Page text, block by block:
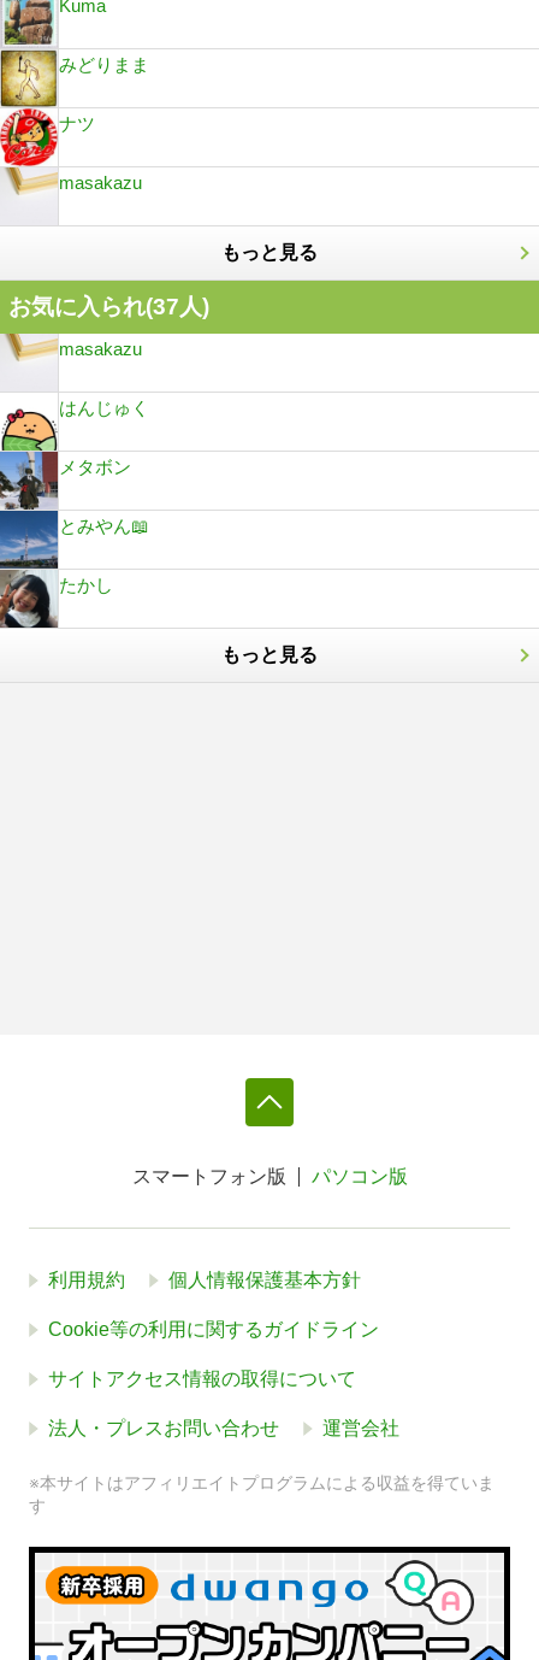
Kuma
みどりまま
ナツ
masakazu
もっと見る
お気に入られ(37人)
masakazu
はんじゅく
メタボン
とみやん📖
たかし
もっと見る
スマートフォン版 パソコン版
利用規約 個人情報保護基本方針
Cookie等の利用に関するガイドライン
サイトアクセス情報の取得について
法人・プレスお問い合わせ 運営会社
※本サイトはアフィリエイトプログラムによる収益を得ていま
す